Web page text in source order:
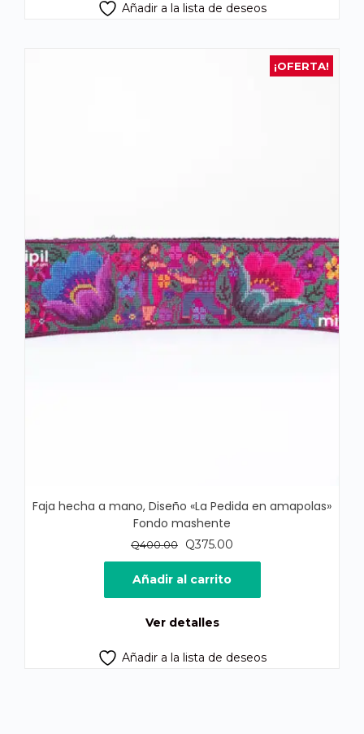
Añadir a la lista de deseos
¡OFERTA!
Faja hecha a mano, Diseño «La Pedida en amapolas»
Fondo mashente
Q400.00
El
precio
original
era:
Q375.00
precio
es:
Añadir al carrito
Ver detalles
Añadir a la lista de deseos